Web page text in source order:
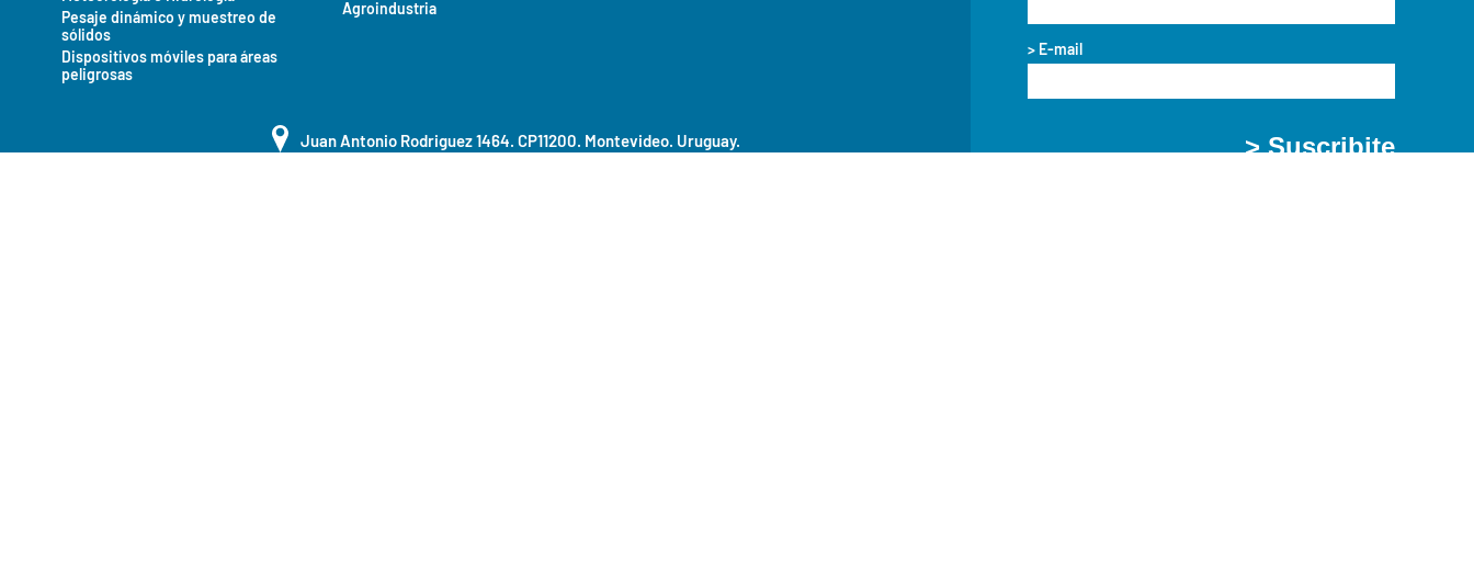
Pesaje dinámico y muestreo de
sólidos
Dispositivos móviles para áreas
peligrosas
Agroindustria
Juan Antonio Rodriguez 1464. CP11200. Montevideo. Uruguay.
> E-mail
> Suscribite